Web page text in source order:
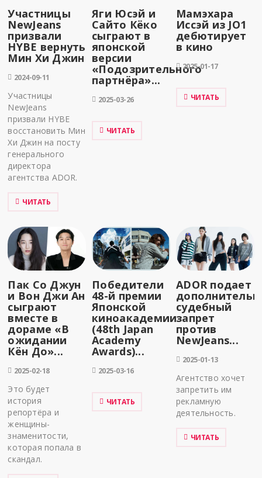
Участницы
NewJeans
призвали
HYBE вернуть
Мин Хи Джин
2024-09-11
Участницы
NewJeans
призвали HYBE
восстановить Мин
Хи Джин на посту
генерального
директора
агентства ADOR.
ЧИТАТЬ
Яги Юсэй и
Сайто Кёко
сыграют в
японской
версии
«Подозрительного
партнёра»...
2025-03-26
ЧИТАТЬ
Мамэхара
Иссэй из JO1
дебютирует
в кино
2025-01-17
ЧИТАТЬ
Пак Со Джун
и Вон Джи Ан
сыграют
вместе в
дораме «В
ожидании
Кён До»...
2025-02-18
Это будет
история
репортёра и
женщины-
знаменитости,
которая попала в
скандал.
Победители
48-й премии
Японской
киноакадемии
(48th Japan
Academy
Awards)...
2025-03-16
ЧИТАТЬ
ADOR подает
судебный
запрет
против
NewJeans...
2025-01-13
Агентство хочет
запретить им
рекламную
деятельность.
ЧИТАТЬ